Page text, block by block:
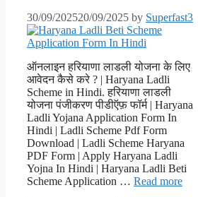
30/09/202520/09/2025 by Superfast3
ऑनलाइन हरियाणा लाडली योजना के लिए
आवेदन कैसे करे ? | Haryana Ladli
Scheme in Hindi. हरियाणा लाडली
योजना पंजीकरण पीडीऍफ़ फॉर्म | Haryana
Ladli Yojana Application Form In
Hindi | Ladli Scheme Pdf Form
Download | Ladli Scheme Haryana
PDF Form | Apply Haryana Ladli
Yojna In Hindi | Haryana Ladli Beti
Scheme Application … Read more